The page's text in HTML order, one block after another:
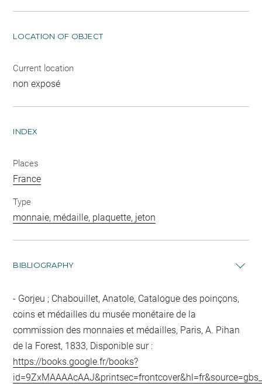
LOCATION OF OBJECT
Current location
non exposé
INDEX
Places
France
Type
monnaie, médaille, plaquette, jeton
BIBLIOGRAPHY
Gorjeu ; Chabouillet, Anatole, Catalogue des poinçons,
coins et médailles du musée monétaire de la
commission des monnaies et médailles, Paris, A. Pihan
de la Forest, 1833, Disponible sur :
https://books.google.fr/books?